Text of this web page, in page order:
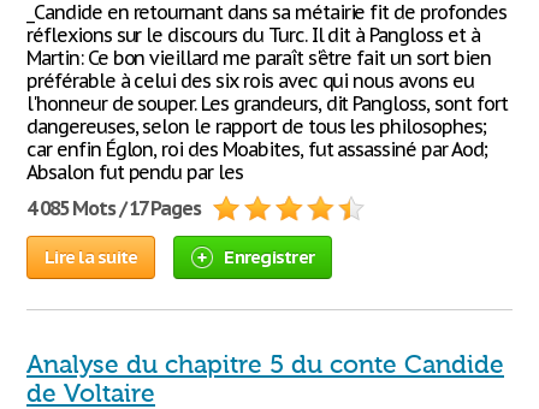
_Candide en retournant dans sa métairie fit de profondes
réflexions sur le discours du Turc. Il dit à Pangloss et à
Martin: Ce bon vieillard me paraît s'être fait un sort bien
préférable à celui des six rois avec qui nous avons eu
l'honneur de souper. Les grandeurs, dit Pangloss, sont fort
dangereuses, selon le rapport de tous les philosophes;
car enfin Églon, roi des Moabites, fut assassiné par Aod;
Absalon fut pendu par les
4 085 Mots / 17 Pages
Lire la suite Enregistrer
Analyse du chapitre 5 du conte Candide
de Voltaire